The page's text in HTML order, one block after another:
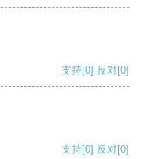
支持[0] 反对[0]
支持[0] 反对[0]